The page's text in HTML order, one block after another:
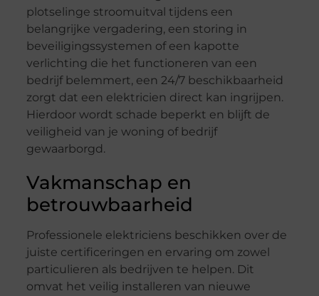
plotselinge stroomuitval tijdens een
belangrijke vergadering, een storing in
beveiligingssystemen of een kapotte
verlichting die het functioneren van een
bedrijf belemmert, een 24/7 beschikbaarheid
zorgt dat een elektricien direct kan ingrijpen.
Hierdoor wordt schade beperkt en blijft de
veiligheid van je woning of bedrijf
gewaarborgd.
Vakmanschap en
betrouwbaarheid
Professionele elektriciens beschikken over de
juiste certificeringen en ervaring om zowel
particulieren als bedrijven te helpen. Dit
omvat het veilig installeren van nieuwe